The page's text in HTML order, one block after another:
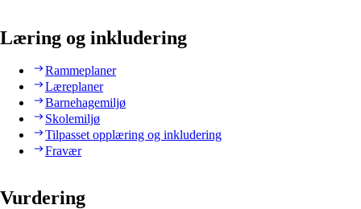
Læring og inkludering
Rammeplaner
Læreplaner
Barnehagemiljø
Skolemiljø
Tilpasset opplæring og inkludering
Fravær
Vurdering